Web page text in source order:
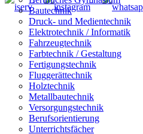
Bautechnik
Druck- und Medientechnik
Elektrotechnik / Informatik
Fahrzeugtechnik
Farbtechnik / Gestaltung
Fertigungstechnik
Fluggerättechnik
Holztechnik
Metallbautechnik
Versorgungstechnik
Berufsorientierung
Unterrichtsfächer